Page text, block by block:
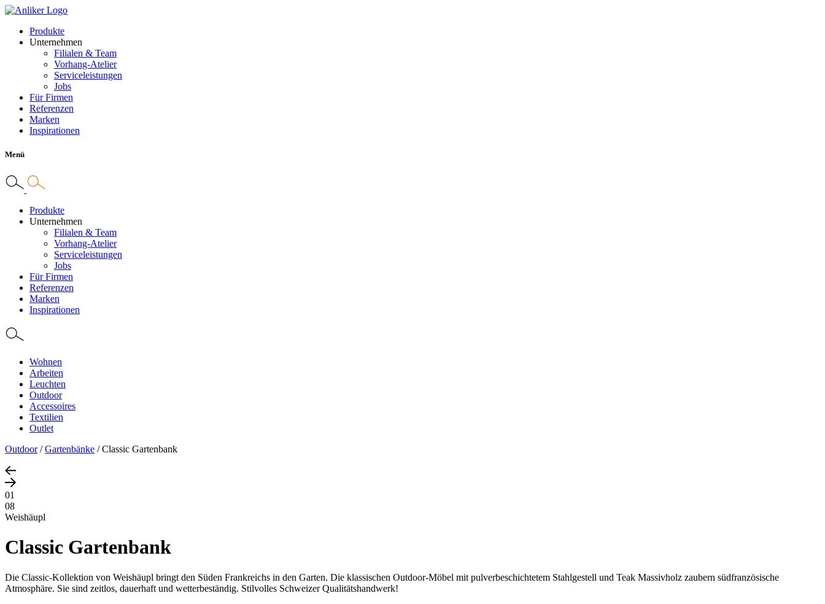
Produkte
Unternehmen
Filialen & Team
Vorhang-Atelier
Serviceleistungen
Jobs
Für Firmen
Referenzen
Marken
Inspirationen
Menü
Produkte
Unternehmen
Filialen & Team
Vorhang-Atelier
Serviceleistungen
Jobs
Für Firmen
Referenzen
Marken
Inspirationen
Wohnen
Arbeiten
Leuchten
Outdoor
Accessoires
Textilien
Outlet
Outdoor/Gartenbänke /Classic Gartenbank
01
08
Weishäupl
Classic Gartenbank
Die Classic-Kollektion von Weishäupl bringt den Süden Frankreichs in den Garten. Die klassischen Outdoor-Möbel mit pulverbeschichtetem Stahlgestell und Teak Massivholz zaubern südfranzösische
Atmosphäre. Sie sind zeitlos, dauerhaft und wetterbeständig. Stilvolles Schweizer Qualitätshandwerk!